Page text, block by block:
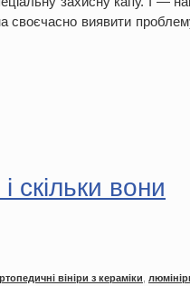
своєчасно виявити
скільки вони
вініри з кераміки